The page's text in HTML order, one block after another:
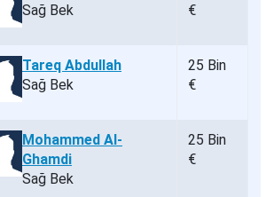
Sağ Bek
€
Tareq Abdullah
Sağ Bek
25 Bin
€
Mohammed Al-
Ghamdi
Sağ Bek
25 Bin
€